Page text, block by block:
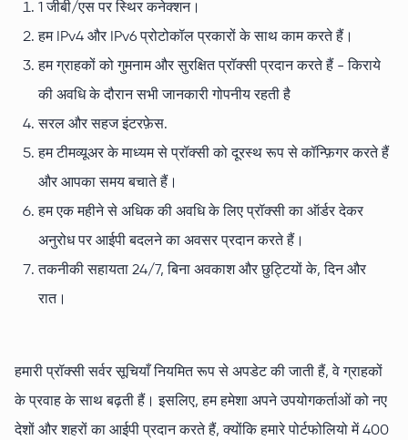
1 जीबी/एस पर स्थिर कनेक्शन।
हम IPv4 और IPv6 प्रोटोकॉल प्रकारों के साथ काम करते हैं।
हम ग्राहकों को गुमनाम और सुरक्षित प्रॉक्सी प्रदान करते हैं - किराये
की अवधि के दौरान सभी जानकारी गोपनीय रहती है
सरल और सहज इंटरफ़ेस.
हम टीमव्यूअर के माध्यम से प्रॉक्सी को दूरस्थ रूप से कॉन्फ़िगर करते हैं
और आपका समय बचाते हैं।
हम एक महीने से अधिक की अवधि के लिए प्रॉक्सी का ऑर्डर देकर
अनुरोध पर आईपी बदलने का अवसर प्रदान करते हैं।
तकनीकी सहायता 24/7, बिना अवकाश और छुट्टियों के, दिन और
रात।
हमारी प्रॉक्सी सर्वर सूचियाँ नियमित रूप से अपडेट की जाती हैं, वे ग्राहकों
के प्रवाह के साथ बढ़ती हैं। इसलिए, हम हमेशा अपने उपयोगकर्ताओं को नए
देशों और शहरों का आईपी प्रदान करते हैं, क्योंकि हमारे पोर्टफोलियो में 400